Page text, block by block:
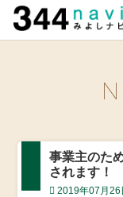
事業主のた
されます！
2019年07月26